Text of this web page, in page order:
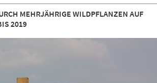
MEHRJÄHRIGE WILDPFLANZEN AUF
2019